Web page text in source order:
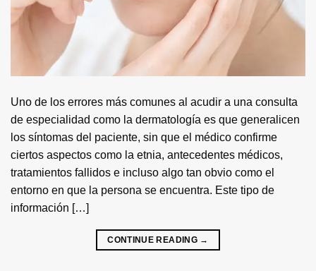
Uno de los errores más comunes al acudir a una consulta
de especialidad como la dermatología es que generalicen
los síntomas del paciente, sin que el médico confirme
ciertos aspectos como la etnia, antecedentes médicos,
tratamientos fallidos e incluso algo tan obvio como el
entorno en que la persona se encuentra. Este tipo de
información […]
CONTINUE READING →